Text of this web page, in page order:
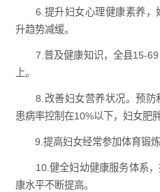
6.提升妇女心理健康素养，
升趋势减缓。
7.普及健康知识，全县15-69
上。
8.改善妇女营养状况。预防
患病率控制在10%以下，妇女肥
9.提高妇女经常参加体育锻炼
10.健全妇幼健康服务体系，
康水平不断提高。